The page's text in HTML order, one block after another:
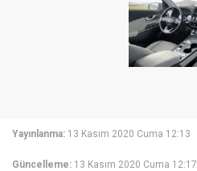
Yayınlanma: 13 Kasım 2020 Cuma 12:13
Güncelleme: 13 Kasım 2020 Cuma 12:17